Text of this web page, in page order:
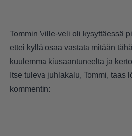
Tommin Ville-veli oli kysyttäessä
ettei kyllä osaa vastata mitään
kuulemma kiusaantuneelta ja
Itse tuleva juhlakalu, Tommi, taas
kommentin: